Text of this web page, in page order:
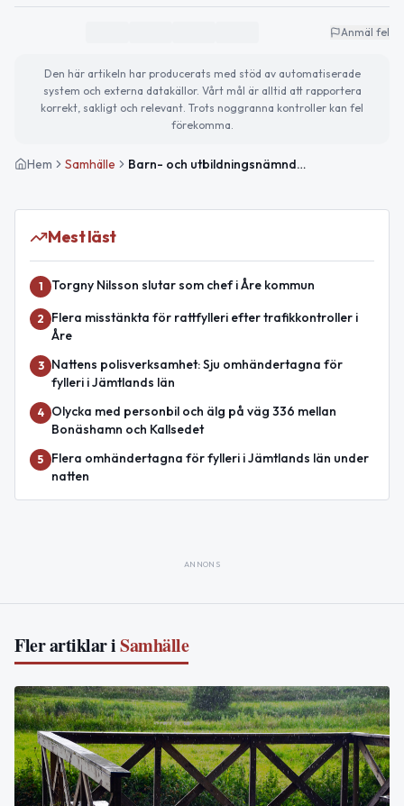
Anmäl fel
Den här artikeln har producerats med stöd av automatiserade
system och externa datakällor. Vårt mål är alltid att rapportera
korrekt, sakligt och relevant. Trots noggranna kontroller kan fel
förekomma.
Hem Samhälle Barn- och utbildningsnämnden stödjer samisk konsultationsriktlinje
Mest läst
1 Torgny Nilsson slutar som chef i Åre kommun
2
Flera misstänkta för rattfylleri efter trafikkontroller i
Åre
3
Nattens polisverksamhet: Sju omhändertagna för
fylleri i Jämtlands län
4
Olycka med personbil och älg på väg 336 mellan
Bonäshamn och Kallsedet
5
Flera omhändertagna för fylleri i Jämtlands län under
natten
ANNONS
Fler artiklar iSamhälle